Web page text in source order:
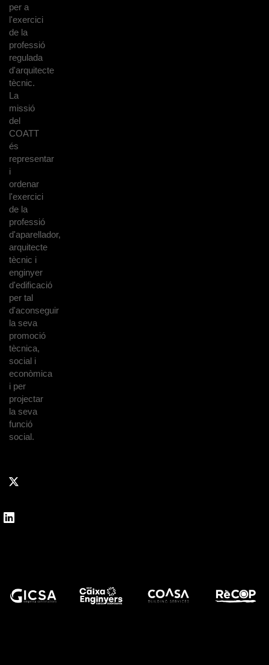
per a
l'exercici
de la
professió
regulada
d'arquitecte
tècnic.
La
missió
del
COATT
és
representar
i
ordenar
l'exercici
de la
professió
d'aparellador,
arquitecte
tècnic i
enginyer
d'edificació
per tal
d'aconseguir
la seva
promoció
tècnica,
social i
econòmica
i per
projectar
la seva
funció
social.